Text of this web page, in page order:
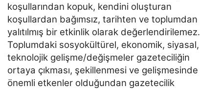
koşullarından kopuk, kendini oluşturan
koşullardan bağımsız, tarihten ve toplumdan
yalıtılmış bir etkinlik olarak değerlendirilemez.
Toplumdaki sosyokültürel, ekonomik, siyasal,
teknolojik gelişme/değişmeler gazeteciliğin
ortaya çıkması, şekillenmesi ve gelişmesinde
önemli etkenler olduğundan gazetecilik